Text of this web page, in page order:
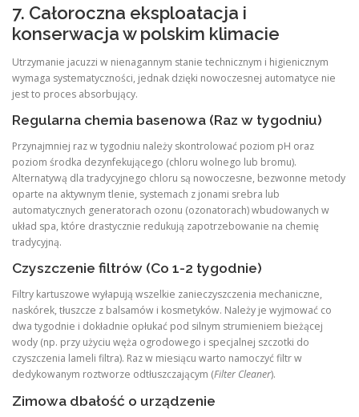
7. Całoroczna eksploatacja i
konserwacja w polskim klimacie
Utrzymanie jacuzzi w nienagannym stanie technicznym i higienicznym
wymaga systematyczności, jednak dzięki nowoczesnej automatyce nie
jest to proces absorbujący.
Regularna chemia basenowa (Raz w tygodniu)
Przynajmniej raz w tygodniu należy skontrolować poziom pH oraz
poziom środka dezynfekującego (chloru wolnego lub bromu).
Alternatywą dla tradycyjnego chloru są nowoczesne, bezwonne metody
oparte na aktywnym tlenie, systemach z jonami srebra lub
automatycznych generatorach ozonu (ozonatorach) wbudowanych w
układ spa, które drastycznie redukują zapotrzebowanie na chemię
tradycyjną.
Czyszczenie filtrów (Co 1-2 tygodnie)
Filtry kartuszowe wyłapują wszelkie zanieczyszczenia mechaniczne,
naskórek, tłuszcze z balsamów i kosmetyków. Należy je wyjmować co
dwa tygodnie i dokładnie opłukać pod silnym strumieniem bieżącej
wody (np. przy użyciu węża ogrodowego i specjalnej szczotki do
czyszczenia lameli filtra). Raz w miesiącu warto namoczyć filtr w
dedykowanym roztworze odtłuszczającym (Filter Cleaner).
Zimowa dbałość o urządzenie